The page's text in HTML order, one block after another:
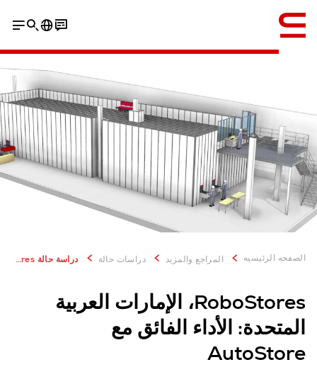
الصفحه الرئيسيه المراجع والمزيد دراسات حالة دراسة حالة RoboStores، الإمارات العربية المتحدة
RoboStores، الإمارات العربية
المتحدة: الأداء الفائق مع
AutoStore